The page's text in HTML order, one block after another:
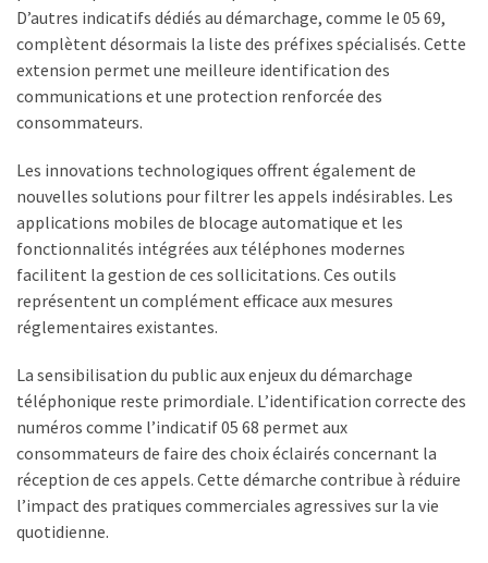
D’autres indicatifs dédiés au démarchage, comme le 05 69,
complètent désormais la liste des préfixes spécialisés. Cette
extension permet une meilleure identification des
communications et une protection renforcée des
consommateurs.
Les innovations technologiques offrent également de
nouvelles solutions pour filtrer les appels indésirables. Les
applications mobiles de blocage automatique et les
fonctionnalités intégrées aux téléphones modernes
facilitent la gestion de ces sollicitations. Ces outils
représentent un complément efficace aux mesures
réglementaires existantes.
La sensibilisation du public aux enjeux du démarchage
téléphonique reste primordiale. L’identification correcte des
numéros comme l’indicatif 05 68 permet aux
consommateurs de faire des choix éclairés concernant la
réception de ces appels. Cette démarche contribue à réduire
l’impact des pratiques commerciales agressives sur la vie
quotidienne.